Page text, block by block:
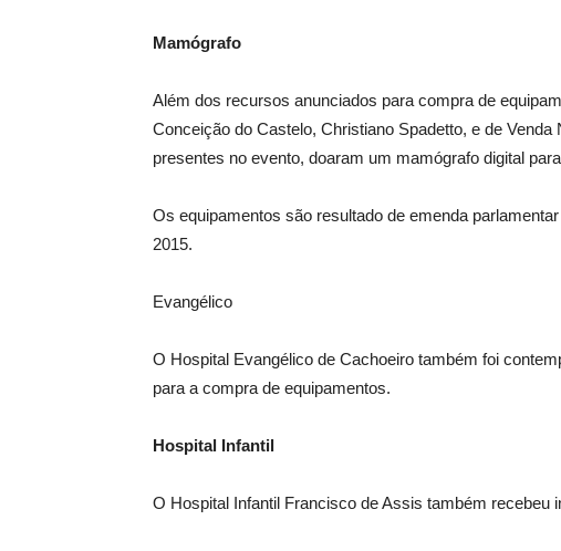
Mamógrafo
Além dos recursos anunciados para compra de
Conceição do Castelo, Christiano Spadetto, e de
presentes no evento, doaram um mamógrafo digital
Os equipamentos são resultado de emenda
2015.
Evangélico
O Hospital Evangélico de Cachoeiro também foi
para a compra de equipamentos.
Hospital Infantil
O Hospital Infantil Francisco de Assis também recebeu